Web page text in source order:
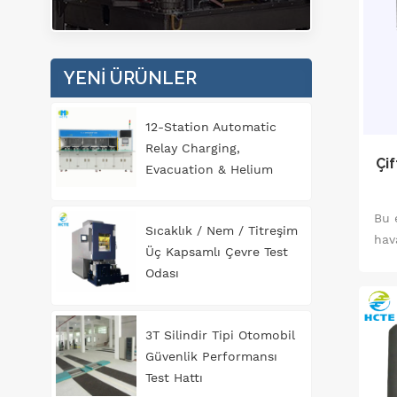
Bu
YENI ÜRÜNLER
12-Station Automatic
Relay Charging,
Evacuation & Helium
Automotive
Components
Sıcaklık / Nem / Titreşim
Üç Kapsamlı Çevre Test
Odası
3T Silindir Tipi Otomobil
Güvenlik Performansı
Test Hattı